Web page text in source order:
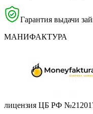
Гарантия выдачи
МАНИФАКТУРА
лицензия ЦБ РФ